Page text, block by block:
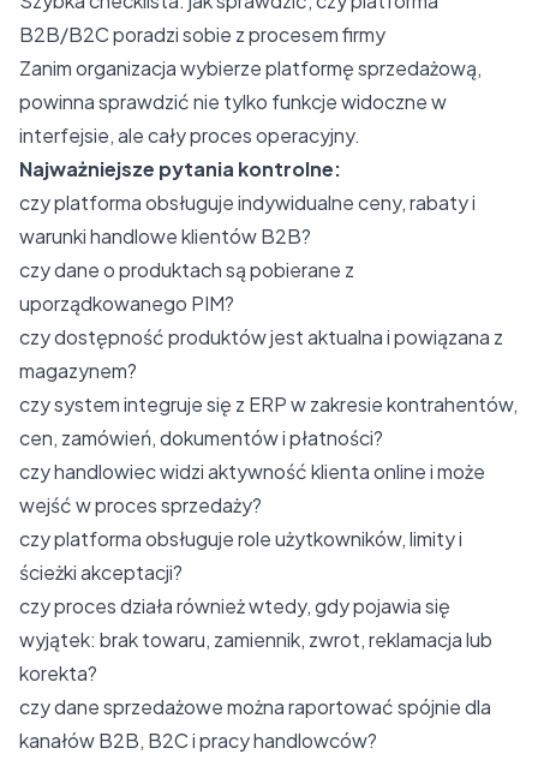
B2B/B2C poradzi sobie z procesem firmy
Zanim organizacja wybierze platformę sprzedażową,
powinna sprawdzić nie tylko funkcje widoczne w
interfejsie, ale cały proces operacyjny.
Najważniejsze pytania kontrolne:
czy platforma obsługuje indywidualne ceny, rabaty i
warunki handlowe klientów B2B?
czy dane o produktach są pobierane z
uporządkowanego PIM?
czy dostępność produktów jest aktualna i powiązana z
magazynem?
czy system integruje się z ERP w zakresie kontrahentów,
cen, zamówień, dokumentów i płatności?
czy handlowiec widzi aktywność klienta online i może
wejść w proces sprzedaży?
czy platforma obsługuje role użytkowników, limity i
ścieżki akceptacji?
czy proces działa również wtedy, gdy pojawia się
wyjątek: brak towaru, zamiennik, zwrot, reklamacja lub
korekta?
czy dane sprzedażowe można raportować spójnie dla
kanałów B2B, B2C i pracy handlowców?